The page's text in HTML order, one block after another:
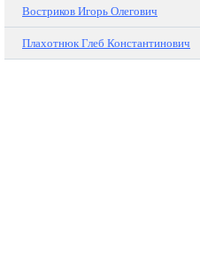
Востриков Игорь Олегович
Плахотнюк Глеб Константинович